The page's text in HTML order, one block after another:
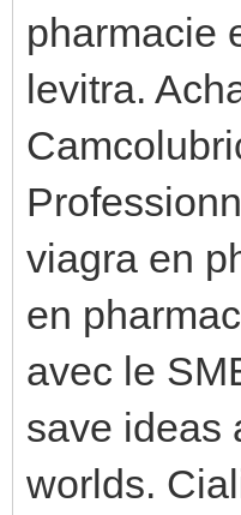
pharmacie
levitra.
viagra en
en
avec le
save ideas
worlds.